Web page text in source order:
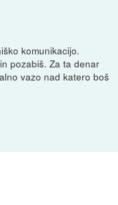
komunikacijo.
pozabiš. Za ta denar
vazo nad katero boš